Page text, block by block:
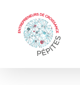
content